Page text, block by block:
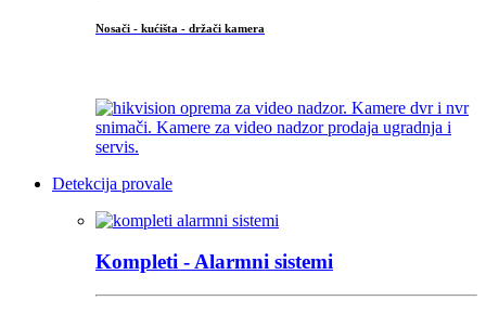
Nosači - kućišta - držači kamera
Detekcija provale
Kompleti - Alarmni sistemi